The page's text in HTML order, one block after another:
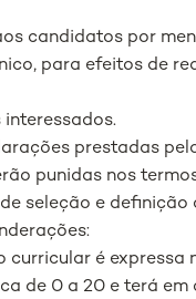
candidatos por
para efeitos de
prestadas
punidas nos
seleção e definição
curricular é expressa
de 0 a 20 e terá em